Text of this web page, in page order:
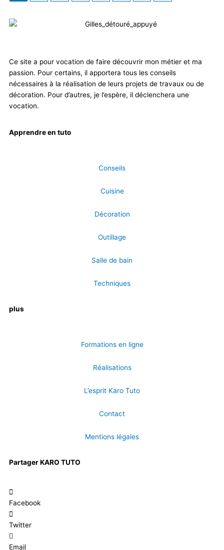
Ce site a pour vocation de faire découvrir mon métier et ma
passion. Pour certains, il apportera tous les conseils
nécessaires à la réalisation de leurs projets de travaux ou de
décoration. Pour d’autres, je l’espère, il déclenchera une
vocation.
Apprendre en tuto
Conseils
Cuisine
Décoration
Outillage
Salle de bain
Techniques
plus
Formations en ligne
Réalisations
L’esprit Karo Tuto
Contact
Mentions légales
Partager KARO TUTO
Facebook
Twitter
Email